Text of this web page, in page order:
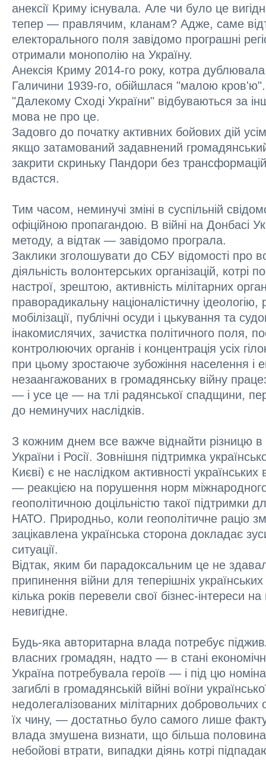
анексії Криму існувала. Але чи було це
тепер — правлячим, кланам? Адже, саме
електорального поля завідомо програшні
отримали монополію на Україну.
Анексія Криму 2014-го року, котра дублювала
Галичини 1939-го, обійшлася "малою кров'ю".
"Далекому Сході України" відбуваються за
мова не про це.
Задовго до початку активних бойових дій
якщо затамований задавнений
закрити скриньку Пандори без
вдастся.
Тим часом, неминучі зміні в суспільній
офіційною пропагандою. В війні на Донбасі
методу, а відтак — завідомо програла.
Заклики зголошувати до СБУ відомості про
діяльність волонтерських організацій, котрі
настрої, зрештою, активність мілітарних
праворадикальну націоналістичну ідеологію,
мобілізації, публічні осуди і цькування та
інакомислячих, зачистка політичного поля,
контролюючих органів і концентрація усіх
при цьому зростаюче зубожіння населення і
незаангажованих в громадянську війну
— і усе це — на тлі радянської спадщини,
до неминучих наслідків.
З кожним днем все важче віднайти різницю
України і Росії. Зовнішня підтримка
Києві) є не наслідком активності
— реакцією на порушення норм
геополітичною доцільністю такої підтримки
НАТО. Природньо, коли геополітичне раціо
зацікавлена українська сторона докладає
ситуації.
Відтак, яким би парадоксальним це не
припинення війни для теперішніх
кілька років перевели свої бізнес-інтереси
невигідне.
Будь-яка авторитарна влада потребує
власних громадян, надто — в стані
Україна потребувала героїв — і під цю
загиблі в громадянській війні воїни
недолегалізованих мілітарних
їх чину, — достатньо було самого лише
влада змушена визнати, що більша
небойові втрати, випадки діянь котрі